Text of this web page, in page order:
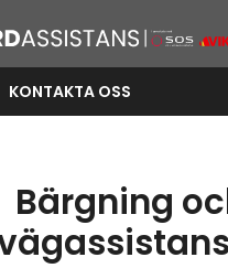
KONTAKTA OSS
Bärgning